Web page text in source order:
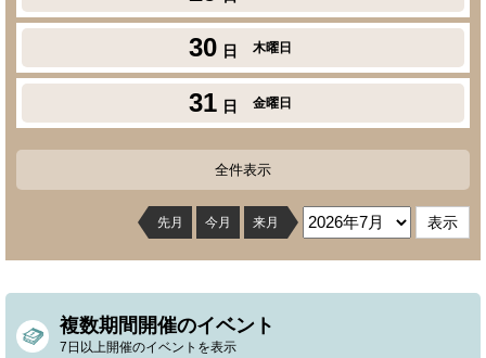
30 日 木曜日
31 日 金曜日
全件表示
先月 今月 来月
複数期間開催のイベント
7日以上開催のイベントを表示